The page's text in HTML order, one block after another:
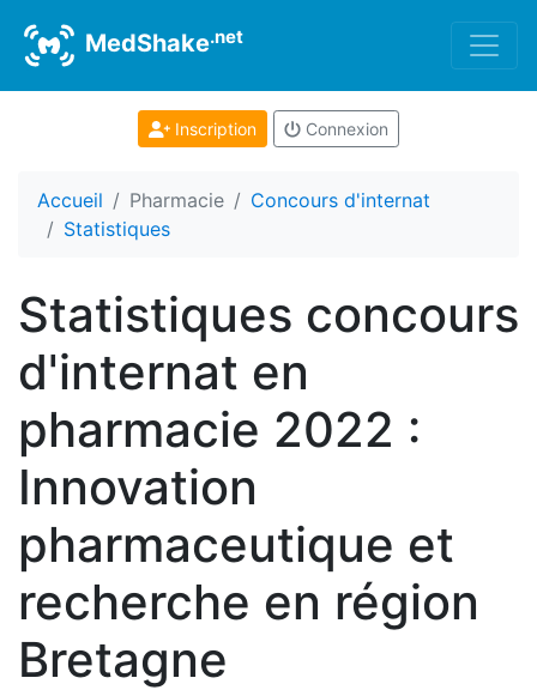
MedShake.net
Inscription Connexion
Accueil Pharmacie
Concours d'internat
Statistiques
Statistiques concours
d'internat en
pharmacie 2022 :
Innovation
pharmaceutique et
recherche en région
Bretagne